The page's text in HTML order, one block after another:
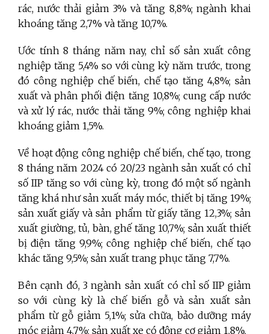
rác, nước thải giảm 3% và tăng 8,8%; ngành khai
khoáng tăng 2,7% và tăng 10,7%.
Ước tính 8 tháng năm nay, chỉ số sản xuất công
nghiệp tăng 5,4% so với cùng kỳ năm trước, trong
đó công nghiệp chế biến, chế tạo tăng 4,8%; sản
xuất và phân phối điện tăng 10,8%; cung cấp nước
và xử lý rác, nước thải tăng 9%; công nghiệp khai
khoáng giảm 1,5%.
Về hoạt động công nghiệp chế biến, chế tạo, trong
8 tháng năm 2024 có 20/23 ngành sản xuất có chỉ
số IIP tăng so với cùng kỳ, trong đó một số ngành
tăng khá như sản xuất máy móc, thiết bị tăng 19%;
sản xuất giấy và sản phẩm từ giấy tăng 12,3%; sản
xuất giường, tủ, bàn, ghế tăng 10,7%; sản xuất thiết
bị điện tăng 9,9%; công nghiệp chế biến, chế tạo
khác tăng 9,5%; sản xuất trang phục tăng 7,7%.
Bên cạnh đó, 3 ngành sản xuất có chỉ số IIP giảm
so với cùng kỳ là chế biến gỗ và sản xuất sản
phẩm từ gỗ giảm 5,1%; sửa chữa, bảo dưỡng máy
móc giảm 4,7%; sản xuất xe có động cơ giảm 1,8%.